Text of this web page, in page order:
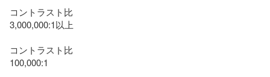
コントラスト比
3,000,000:1以上
コントラスト比
100,000:1